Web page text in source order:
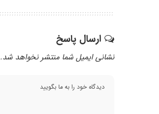
ارسال پاسخ
نشانی ایمیل شما منتشر نخواهد شد.